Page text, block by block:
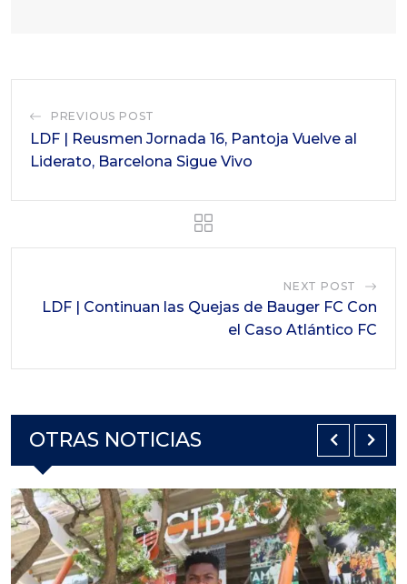
PREVIOUS POST
LDF | Reusmen Jornada 16, Pantoja Vuelve al
Liderato, Barcelona Sigue Vivo
NEXT POST
LDF | Continuan las Quejas de Bauger FC Con
el Caso Atlántico FC
OTRAS NOTICIAS